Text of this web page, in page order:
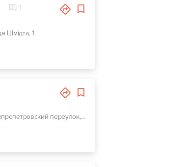
1
Шмідта, 1
г. Мариуполь, Днепропетровский переулок, 19/2